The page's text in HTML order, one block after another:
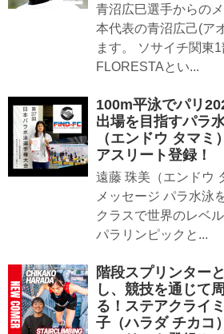
青沼広巳選手からの
本代表の青沼広己(ア
ます。 ソサイチ関東
FLORESTAとい...
100m平泳でパリ
出場を目指すパラ
（エンドウ タマ
アスリート登録！
遠藤 珠美（エンドウ
メッセージ パラ水泳
クラスで世界のレベ
パラリンピックと...
階段スプリンター
し、競技を通じて
る！ステアクライ
子（ハラダ チカコ